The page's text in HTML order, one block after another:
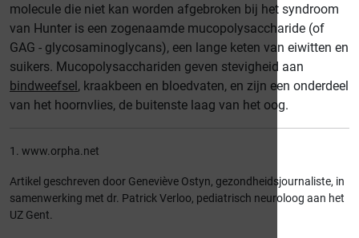
molecule die niet kan worden afgebroken bij het syndroom
van Hunter is een zogenaamde mucopolysaccharide (of
GAG - glycosaminoglycans), een lange keten van eiwitten en
suikers. Mucopolysacchariden geven stevigheid aan
bindweefsel, kraakbeen en bloedvaten, en zijn een onderdeel
van het hoornvlies, de buitenste laag van het oog.
1. www.orpha.net
Artikel geschreven door Geneviève Ostyn, gezondheidsjournaliste, in
samenwerking met dr. Patrick Verloo, pediatrisch neuroloog aan het
UZ Gent.